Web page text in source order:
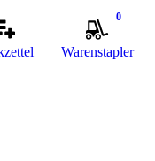
0
Warenstapler